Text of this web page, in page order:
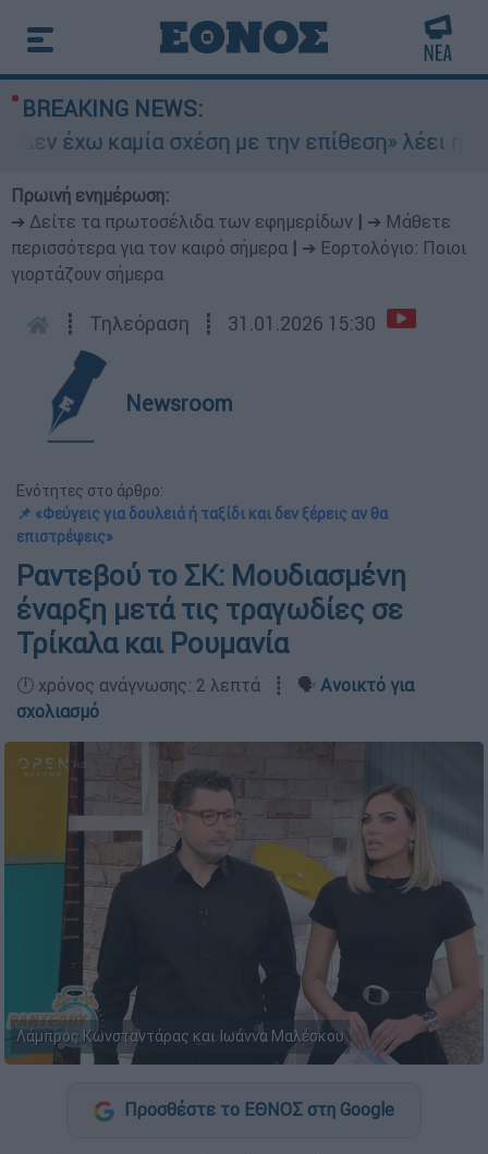
BREAKING NEWS:
έχω καμία σχέση με την επίθεση» λέει η
Πρωινή ενημέρωση:
➔ Δείτε τα πρωτοσέλιδα των εφημερίδων
➔ Μάθετε
περισσότερα για τον καιρό σήμερα
➔ Εορτολόγιο: Ποιοι
γιορτάζουν σήμερα
┋ Τηλεόραση ┋ 31.01.2026 15:30
Newsroom
Ενότητες στο άρθρο:
📌 «Φεύγεις για δουλειά ή ταξίδι και δεν ξέρεις αν θα
επιστρέψεις»
Ραντεβού το ΣΚ: Μουδιασμένη
έναρξη μετά τις τραγωδίες σε
Τρίκαλα και Ρουμανία
🕛 χρόνος ανάγνωσης: 2 λεπτά ┋ 🗣️ Ανοικτό για
σχολιασμό
Λάμπρος Κωνσταντάρας και Ιωάννα Μαλέσκου
Προσθέστε το ΕΘΝΟΣ στη Google